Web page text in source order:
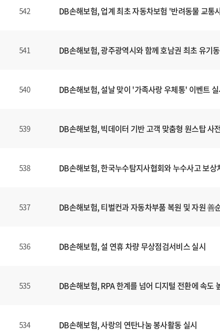
542 DB손해보험, 업계 최초 자동차보험 '반려동물 교통
541 DB손해보험, 광주광역시와 함께 호남권 최초 유기
540 DB손해보험, 설날 맞이 '가족사랑 우체통' 이벤트
539 DB손해보험, 빅데이터 기반 고객 맞춤형 원스탑
538 DB손해보험, 한국누수탐지사협회와 누수사고 보
537 DB손해보험, 티벌컨과 자동차부품 복원 및 자원 善
536 DB손해보험, 설 연휴 차량 무상점검서비스 실시
535 DB손해보험, RPA 한계를 넘어 디지털 전환에 속도
534 DB손해보험, 사랑의 연탄나눔 봉사활동 실시